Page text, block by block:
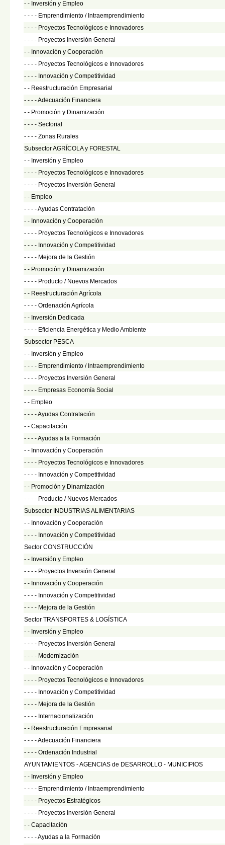
- - Inversión y Empleo
- - - - Emprendimiento / Intraemprendimiento
- - - - Proyectos Tecnológicos e Innovadores
- - - - Proyectos Inversión General
- - Innovación y Cooperación
- - - - Proyectos Tecnológicos e Innovadores
- - - - Innovación y Competitividad
- - Reestructuración Empresarial
- - - -Adecuación Financiera
- - Promoción y Dinamización
- - - - Sectorial
- - - - Zonas Rurales
Subsector AGRÍCOLA y FORESTAL
- - Inversión y Empleo
- - - - Proyectos Tecnológicos e Innovadores
- - - - Proyectos Inversión General
- - Empleo
- - - -Ayudas Contratación
- - Innovación y Cooperación
- - - - Proyectos Tecnológicos e Innovadores
- - - - Innovación y Competitividad
- - - - Mejora de la Gestión
- - Promoción y Dinamización
- - - - Producto / Nuevos Mercados
- - Reestructuración Agrícola
- - - - Ordenación Agrícola
- - Inversión Dedicada
- - - - Eficiencia Energética y Medio Ambiente
Subsector PESCA
- - Inversión y Empleo
- - - - Emprendimiento / Intraemprendimiento
- - - - Proyectos Inversión General
- - - - Empresas Economía Social
- - Empleo
- - - -Ayudas Contratación
- - Capacitación
- - - -Ayudas a la Formación
- - Innovación y Cooperación
- - - - Proyectos Tecnológicos e Innovadores
- - - - Innovación y Competitividad
- - Promoción y Dinamización
- - - - Producto / Nuevos Mercados
Subsector INDUSTRIAS ALIMENTARIAS
- - Innovación y Cooperación
- - - - Innovación y Competitividad
Sector CONSTRUCCIÓN
- - Inversión y Empleo
- - - - Proyectos Inversión General
- - Innovación y Cooperación
- - - - Innovación y Competitividad
- - - - Mejora de la Gestión
Sector TRANSPORTES & LOGÍSTICA
- - Inversión y Empleo
- - - - Proyectos Inversión General
- - - - Modernización
- - Innovación y Cooperación
- - - - Proyectos Tecnológicos e Innovadores
- - - - Innovación y Competitividad
- - - - Mejora de la Gestión
- - - - Internacionalización
- - Reestructuración Empresarial
- - - -Adecuación Financiera
- - - - Ordenación Industrial
AYUNTAMIENTOS - AGENCIAS de DESARROLLO - MUNICIPIOS
- - Inversión y Empleo
- - - - Emprendimiento / Intraemprendimiento
- - - - Proyectos Estratégicos
- - - - Proyectos Inversión General
- - Capacitación
- - - -Ayudas a la Formación